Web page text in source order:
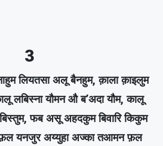
3
लियतसा अलू बैनहुम, क़ाला क़ाइलुम
लबिस्ना यौमन औ ब’अदा यौम, कालू
फब असू अहदकुम बिवारि किकुम
फ़ल यनजुर अय्युहा अज्का तआमन फ़ल